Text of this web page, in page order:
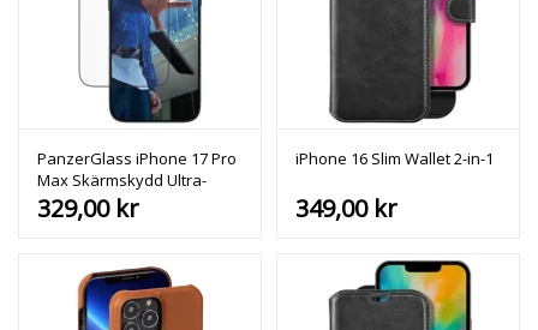
PanzerGlass iPhone 17 Pro
Max Skärmskydd Ultra-
Wide Fit EasyAligner
329,00 kr
iPhone 16 Slim Wallet 2-in-1
349,00 kr